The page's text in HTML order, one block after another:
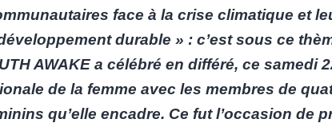
face à la crise climatique et
durable » : c’est sous ce
AWAKE a célébré en différé, ce samedi
de la femme avec les membres de
qu’elle encadre. Ce fut l’occasion de